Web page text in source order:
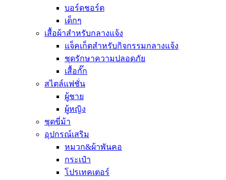
บอร์ดชอร์ต
เด็กๆ
เสื้อผ้าสำหรับกลางแจ้ง
แจ็คเก็ตสำหรับกิจกรรมกลางแจ้ง
ชุดรักษาความปลอดภัย
เสื้อกั๊ก
สไตล์แฟชั่น
ผู้ชาย
ผู้หญิง
ชุดขี่ม้า
อุปกรณ์เสริม
หมวก&ผ้าพันคอ
กระเป๋า
โปรเทคเตอร์